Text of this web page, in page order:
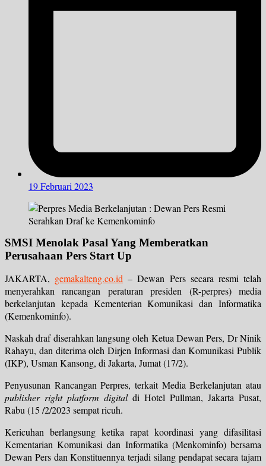
19 Februari 2023
SMSI Menolak Pasal Yang Memberatkan
Perusahaan Pers Start Up
JAKARTA, gemakalteng.co.id – Dewan Pers secara resmi telah
menyerahkan rancangan peraturan presiden (R-perpres) media
berkelanjutan kepada Kementerian Komunikasi dan Informatika
(Kemenkominfo).
Naskah draf diserahkan langsung oleh Ketua Dewan Pers, Dr Ninik
Rahayu, dan diterima oleh Dirjen Informasi dan Komunikasi Publik
(IKP), Usman Kansong, di Jakarta, Jumat (17/2).
Penyusunan Rancangan Perpres, terkait Media Berkelanjutan atau
publisher right platform digitaldi Hotel Pullman, Jakarta Pusat,
Rabu (15 /2/2023 sempat ricuh.
Kericuhan berlangsung ketika rapat koordinasi yang difasilitasi
Kementarian Komunikasi dan Informatika (Menkominfo) bersama
Dewan Pers dan Konstituennya terjadi silang pendapat secara tajam